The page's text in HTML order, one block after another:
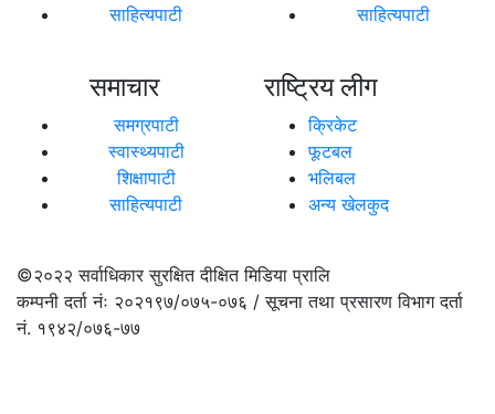
साहित्यपाटी
साहित्यपाटी
समाचार
समग्रपाटी
स्वास्थ्यपाटी
शिक्षापाटी
साहित्यपाटी
राष्ट्रिय लीग
क्रिकेट
फूटबल
भलिबल
अन्य खेलकुद
©२०२२सर्वाधिकार सुरक्षित दीक्षित मिडिया प्रालि
कम्पनी दर्ता नंः २०२१९७/०७५-०७६ / सूचना तथा प्रसारण विभाग दर्ता
नं. १९४२/०७६-७७